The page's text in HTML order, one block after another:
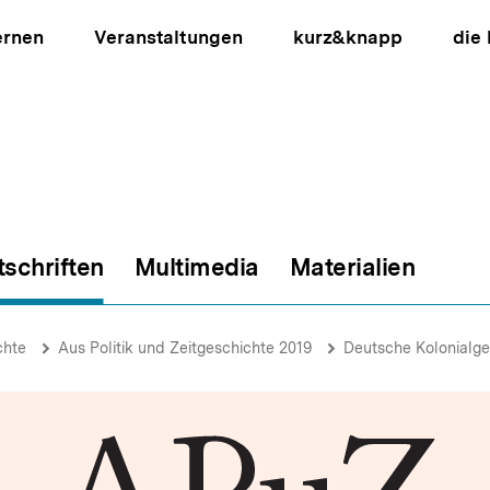
Veranstaltungen kurz&knapp die
Multimedia Materialien
Aus Politik und Zeitgeschichte 2019 Deutsche